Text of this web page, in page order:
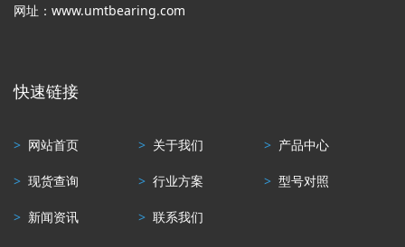
网址：www.umtbearing.com
快速链接
> 网站首页 > 关于我们 > 产品中心
> 现货查询 >行业方案 > 型号对照
> 新闻资讯 >联系我们